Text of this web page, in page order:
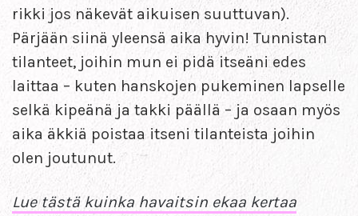
rikki jos näkevät aikuisen suuttuvan).
Pärjään siinä yleensä aika hyvin! Tunnistan
tilanteet, joihin mun ei pidä itseäni edes
laittaa – kuten hanskojen pukeminen lapselle
selkä kipeänä ja takki päällä – ja osaan myös
aika äkkiä poistaa itseni tilanteista joihin
olen joutunut.
Lue tästä kuinka havaitsin ekaa kertaa